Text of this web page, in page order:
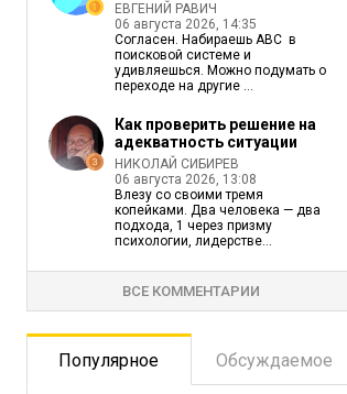
ЕВГЕНИЙ РАВИЧ
06 августа 2026, 14:35
Согласен. Набираешь ABC в
поисковой системе и
удивляешься. Можно подумать о
переходе на другие ...
Как проверить решение на
адекватность ситуации
НИКОЛАЙ СИБИРЕВ
06 августа 2026, 13:08
Влезу со своими тремя
копейками. Два человека — два
подхода, 1 через призму
психологии, лидерстве...
ВСЕ КОММЕНТАРИИ
Популярное Обсуждаемое